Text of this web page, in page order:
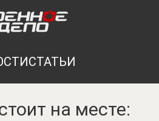
СТАТЬИ
на месте: